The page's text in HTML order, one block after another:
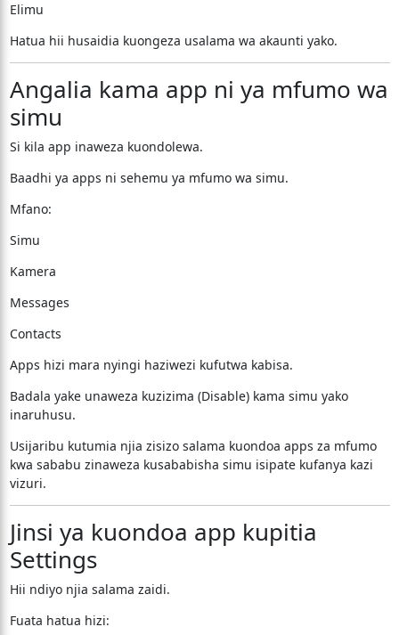
Elimu
Hatua hii husaidia kuongeza usalama wa akaunti yako.
Angalia kama app ni ya mfumo wa
simu
Si kila app inaweza kuondolewa.
Baadhi ya apps ni sehemu ya mfumo wa simu.
Mfano:
Simu
Kamera
Messages
Contacts
Apps hizi mara nyingi haziwezi kufutwa kabisa.
Badala yake unaweza kuzizima (Disable) kama simu yako
inaruhusu.
Usijaribu kutumia njia zisizo salama kuondoa apps za mfumo
kwa sababu zinaweza kusababisha simu isipate kufanya kazi
vizuri.
Jinsi ya kuondoa app kupitia
Settings
Hii ndiyo njia salama zaidi.
Fuata hatua hizi: